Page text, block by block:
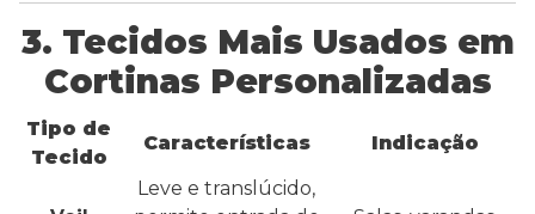
3. Tecidos Mais Usados em
Cortinas Personalizadas
Tipo de
Tecido
Características Indicação
Leve e translúcido,